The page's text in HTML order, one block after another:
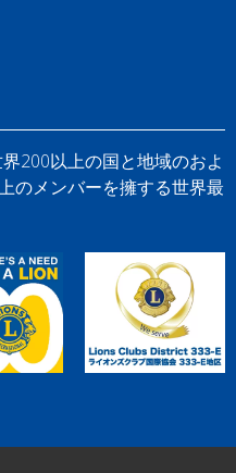
200以上の国と地域のおよ
のメンバーを擁する世界最